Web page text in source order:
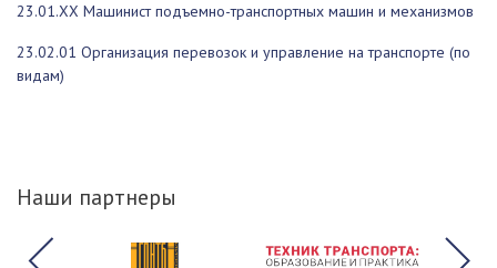
23.01.XX Машинист подъемно-транспортных машин и механизмов
23.02.01 Организация перевозок и управление на транспорте (по
видам)
Наши партнеры